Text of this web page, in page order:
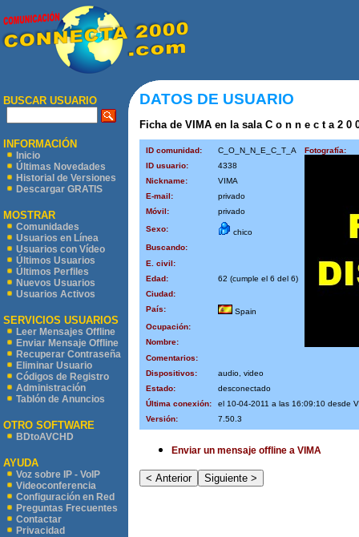
BUSCAR USUARIO
INFORMACIÓN
Inicio
Últimas Novedades
Historial de Versiones
Descargar GRATIS
MOSTRAR
Comunidades
Usuarios en Línea
Usuarios con Vídeo
Últimos Usuarios
Últimos Perfiles
Nuevos Usuarios
Usuarios Activos
SERVICIOS USUARIOS
Leer Mensajes Offline
Enviar Mensaje Offline
Recuperar Contraseña
Eliminar Usuario
Códigos de Registro
Administración
Tablón de Anuncios
OTRO SOFTWARE
BDtoAVCHD
AYUDA
Voz sobre IP - VoIP
Videoconferencia
Configuración en Red
Preguntas Frecuentes
Contactar
Privacidad
DATOS DE USUARIO
Ficha de VIMA en la sala C o n n e c t a 2 0
ID comunidad: C_O_N_N_E_C_T_A
Fotografía:
ID usuario:
4338
Nickname:
VIMA
E-mail:
privado
Móvil:
privado
Sexo:
chico
Buscando:
E. civil:
Edad:
62 (cumple el 6 del 6)
Ciudad:
País:
Spain
Ocupación:
Nombre:
Comentarios:
Dispositivos:
audio, video
Estado:
desconectado
Última conexión:
el 10-04-2011 a las 16:09:10 desde
Versión:
7.50.3
Enviar un mensaje offline a VIMA